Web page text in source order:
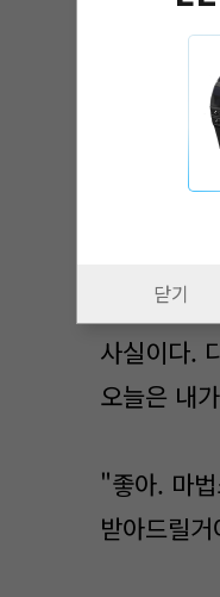
"와, 진짜
"응! 그러
선택권을
자체가 다
사실이다.
오늘은 내
"좋아. 마
받아드릴
닫기